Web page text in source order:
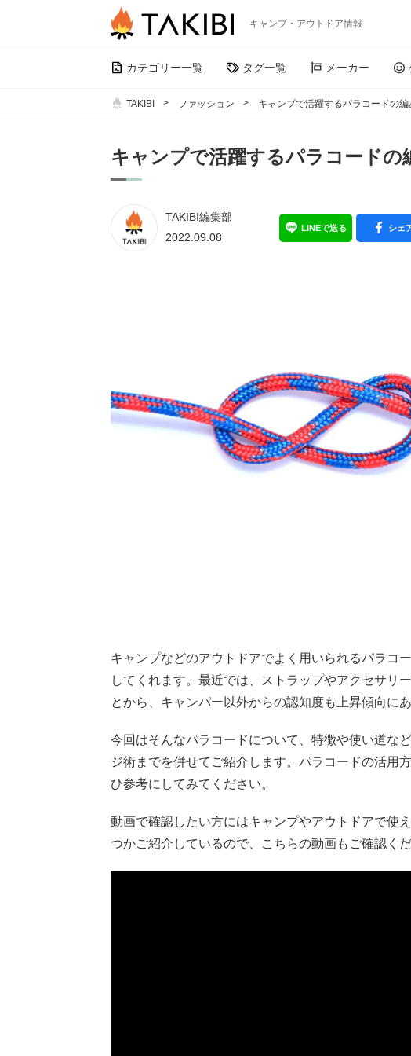
キャンプ・アウトドア情報
カテゴリー一覧 タグ一覧 メーカー
TAKIBI ファッション キャンプで活躍するパラコードの編
キャンプで活躍するパラコードの
TAKIBI編集部
2022.09.08
LINEで送る シェ
キャンプなどのアウトドアでよく用いられるパラコ
してくれます。最近では、ストラップやアクセサリ
とから、キャンパー以外からの認知度も上昇傾向にあ
今回はそんなパラコードについて、特徴や使い道な
ジ術までを併せてご紹介します。パラコードの活用
ひ参考にしてみてください。
動画で確認したい方にはキャンプやアウトドアで使
つかご紹介しているので、こちらの動画もご確認くだ